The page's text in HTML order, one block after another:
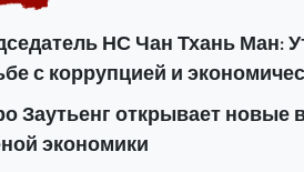
НС Чан Тхань Ман:
с коррупцией и
Заутьенг открывает новые
экономики